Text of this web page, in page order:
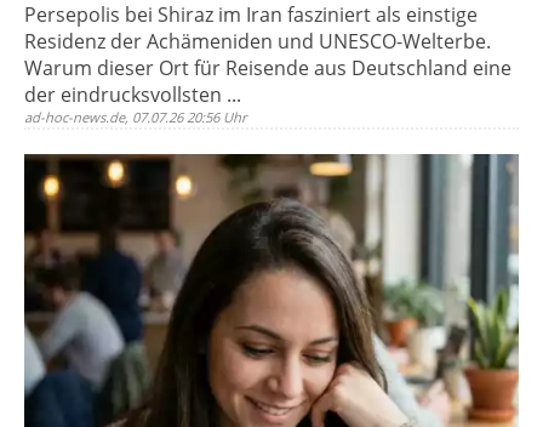
Persepolis bei Shiraz im Iran fasziniert als einstige
Residenz der Achämeniden und UNESCO-Welterbe.
Warum dieser Ort für Reisende aus Deutschland eine
der eindrucksvollsten ...
ad-hoc-news.de, 07.07.26 20:56 Uhr